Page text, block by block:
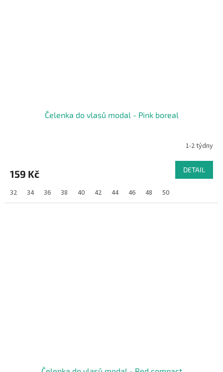
Čelenka do vlasů modal - Pink boreal
1-2 týdny
159 Kč DETAIL
32 34 36 38 40 42 44 46 48 50